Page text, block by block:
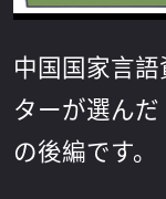
中国国家言
ターが選んだ
の後編です。